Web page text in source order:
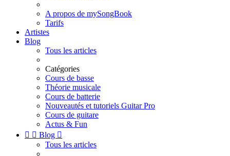
A propos de mySongBook
Tarifs
Artistes
Blog
Tous les articles
Catégories
Cours de basse
Théorie musicale
Cours de batterie
Nouveautés et tutoriels Guitar Pro
Cours de guitare
Actus & Fun
  Blog 
Tous les articles